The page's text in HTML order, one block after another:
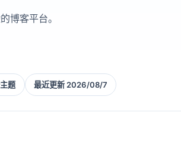
博客平台。
题 最近更新 2026/08/7